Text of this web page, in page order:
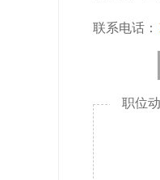
联系电话：
职位